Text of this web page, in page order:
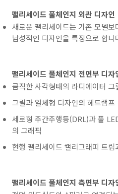
팰리세이드 풀체인지 외관 디자인
새로운 팰리세이드는 기존 모델
남성적인 디자인을 특징으로 합니
팰리세이드 풀체인지 전면부 디자
큼직한 사각형태의 라디에이터 그
그릴과 일체형 디자인의 헤드램프
세로형 주간주행등(DRL)과 풀
의 그래픽
현행 팰리세이드 캘리그래피 트림
팰리세이드 풀체인지 측면부 디자